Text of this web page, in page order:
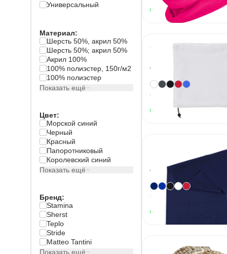
Универсальный
Материал:
Шерсть 50%, акрил 50%
Шерсть 50%; акрил 50%
Акрил 100%
100% полиэстер, 150г/м2
100% полиэстер
Показать ещё
Цвет:
Морской синий
Черный
Красный
Папоротниковый
Королевский синий
Показать ещё
Бренд:
Stamina
Sherst
Teplo
Stride
Matteo Tantini
Показать ещё
В наличии от
Снуд Nukka
Артикул
6
В наличии
бафф
Артикул
5
Шарф-снуд